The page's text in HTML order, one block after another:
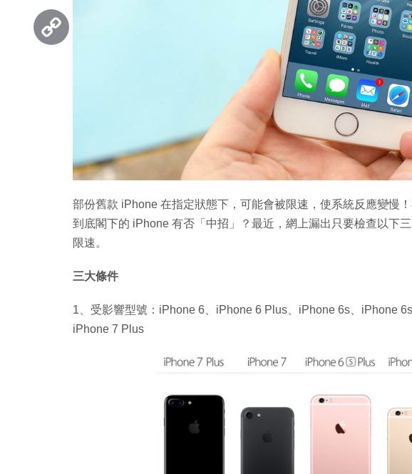
部份舊款 iPhone 在指定狀態下，可能會被限速，使系統反應變慢
到底閣下的 iPhone 有否「中招」？最近，網上漏出只要檢查以下
限速。
三大條件
1、受影響型號：iPhone 6、iPhone 6 Plus、iPhone 6s、iPhone
iPhone 7 Plus
Threads